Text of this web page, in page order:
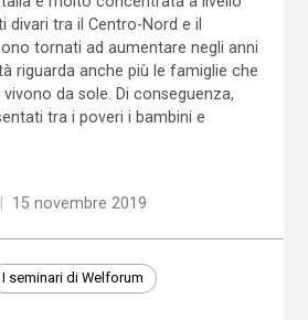
tra il Centro-Nord e il
tornati ad aumentare negli anni
riguarda anche più le famiglie che
da sole. Di conseguenza,
tra i poveri i bambini e
| 15 novembre 2019
I seminari di Welforum